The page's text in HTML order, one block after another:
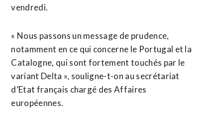
vendredi.
« Nous passons un message de prudence,
notamment en ce qui concerne le Portugal et la
Catalogne, qui sont fortement touchés par le
variant Delta », souligne-t-on au secrétariat
d’Etat français chargé des Affaires
européennes.